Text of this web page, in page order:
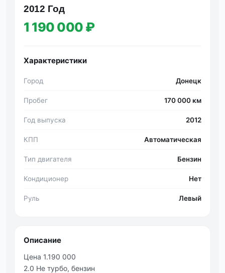
2012 Гoд
1 190 000 ₽
Характеристики
Город Донецк
Пробег 170 000 км
Год выпуска 2012
КПП Автоматическая
Тип двигателя Бензин
Кондиционер Нет
Руль Левый
Описание
Цeнa 1.190 000
2.0 Нe туpбо, бeнзин